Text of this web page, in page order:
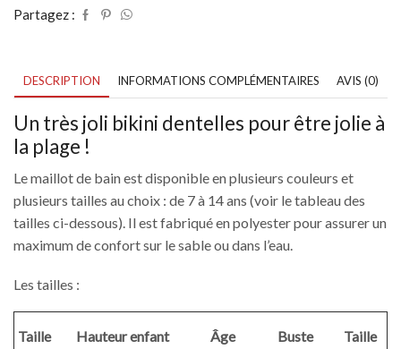
à
Bikini
Partagez :
DESCRIPTION INFORMATIONS COMPLÉMENTAIRES AVIS (0)
Un très joli bikini dentelles pour être jolie à
la plage !
Le maillot de bain est disponible en plusieurs couleurs et
plusieurs tailles au choix : de 7 à 14 ans (voir le tableau des
tailles ci-dessous). Il est fabriqué en polyester pour assurer un
maximum de confort sur le sable ou dans l’eau.
Les tailles :
Taille Hauteur enfant Âge Buste Taille